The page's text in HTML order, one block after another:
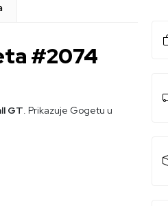
#2074
GT. Prikazuje Gogetu u